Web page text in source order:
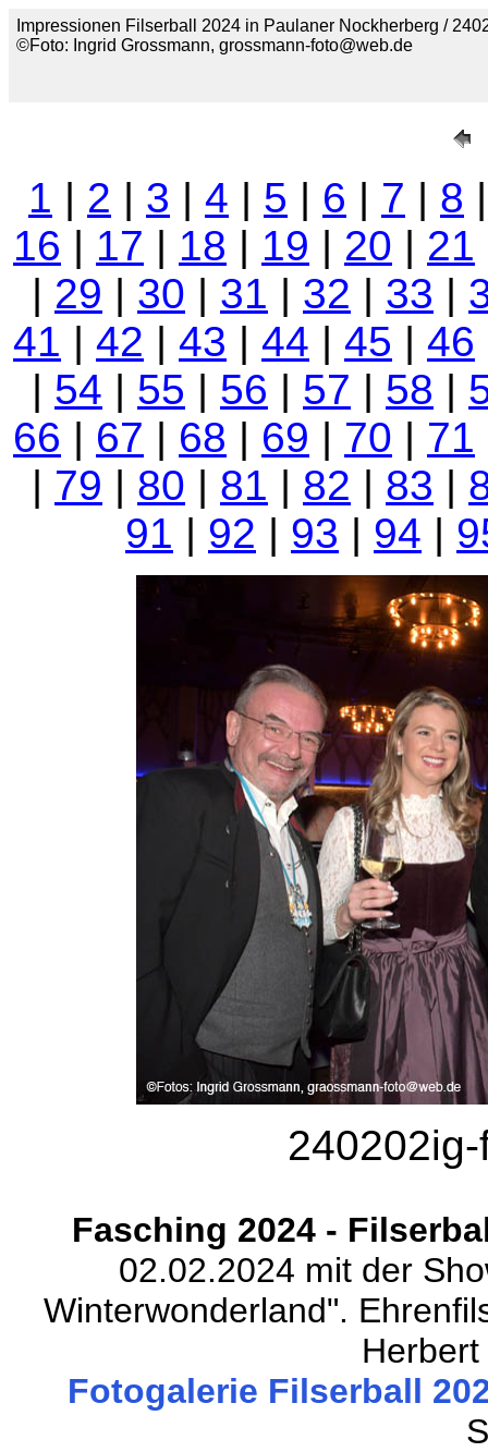
Impressionen Filserball 2024 in Paulaner Nockherberg /
©Foto: Ingrid Grossmann, grossmann-foto@web.de
1 | 2 | 3 | 4 | 5 | 6 | 7 | 8
16 | 17 | 18 | 19 | 20 | 21
| 29 | 30 | 31 | 32 | 33 |
41 | 42 | 43 | 44 | 45 | 46
| 54 | 55 | 56 | 57 | 58 |
66 | 67 | 68 | 69 | 70 | 71
| 79 | 80 | 81 | 82 | 83 |
91 | 92 | 93 | 94 |
Fasching 2024 -
02.02.2024 mit der
Winterwonderland".
Fotogalerie Filserball